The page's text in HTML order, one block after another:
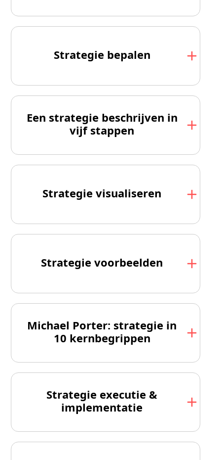
Strategie bepalen
Een strategie beschrijven in
vijf stappen
Strategie visualiseren
Strategie voorbeelden
Michael Porter: strategie in
10 kernbegrippen
Strategie executie &
implementatie